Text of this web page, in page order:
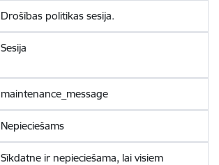
Drošības politikas sesija.
Sesija
maintenance_message
Nepieciešams
Sīkdatne ir nepieciešama, lai visiem